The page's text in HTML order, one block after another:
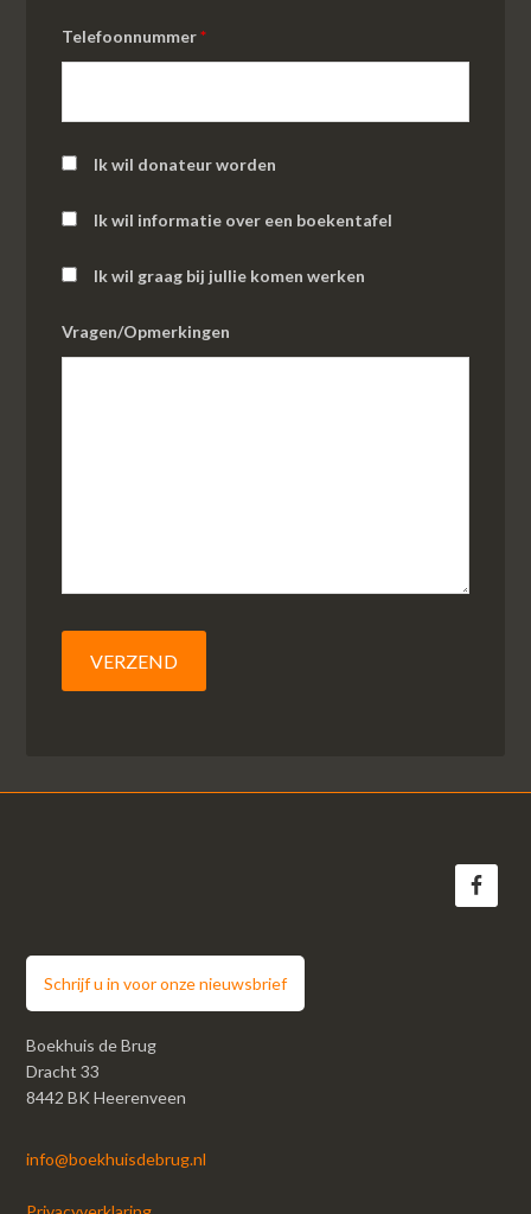
Telefoonnummer*
Ik wil donateur worden
Ik wil informatie over een boekentafel
Ik wil graag bij jullie komen werken
Vragen/Opmerkingen
Schrijf u in voor onze nieuwsbrief
Boekhuis de Brug
Dracht 33
8442 BK Heerenveen
info@boekhuisdebrug.nl